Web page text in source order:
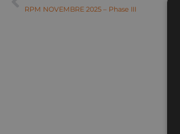
RPM NOVEMBRE 2025 – Phase III